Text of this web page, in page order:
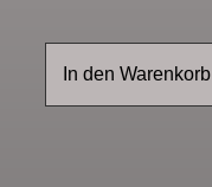
In den Warenkorb